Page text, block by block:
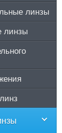
линзы
линзы